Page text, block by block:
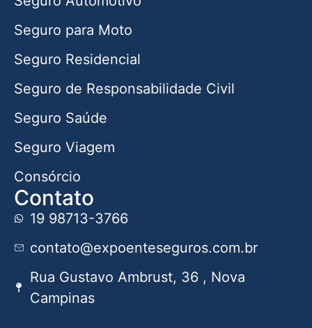
Seguro para Moto
Seguro Residencial
Seguro de Responsabilidade Civil
Seguro Saúde
Seguro Viagem
Consórcio
Contato
19 98713-3766
contato@expoenteseguros.com.br
Rua Gustavo Ambrust, 36 , Nova
Campinas